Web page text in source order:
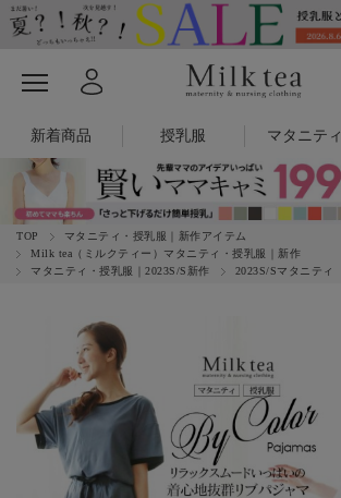
新着商品 授乳服 マタニティ
TOP
マタニティ・授乳服｜新作アイテム
Milk tea（ミルクティー）マタニティ・授乳服｜新作
マタニティ・授乳服｜2023S/S新作
2023S/Sマタニティ